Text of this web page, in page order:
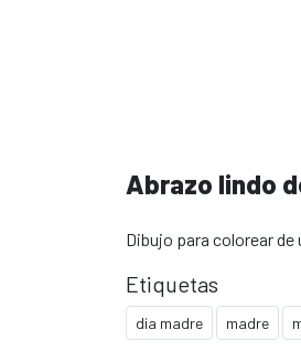
Abrazo lindo
Dibujo para colorear de
Etiquetas
dia madre madre